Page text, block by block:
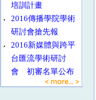
培訓計畫
‧
2016傳播學院學術
研討會搶先報
‧
2016新媒體與跨平
台匯流學術研討
會 初審名單公布